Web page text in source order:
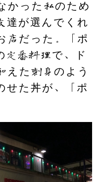
かった私のため
達が選んでくれ
店だった。「ポ
定番料理で、ド
えた刺身のよう
せた丼が、「ポ